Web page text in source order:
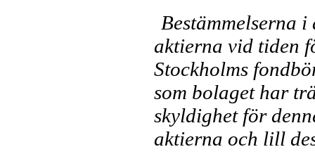
Bestämmelserna
aktierna vid tiden
Stockholms
som bolaget har
skyldighet för
aktierna och lill